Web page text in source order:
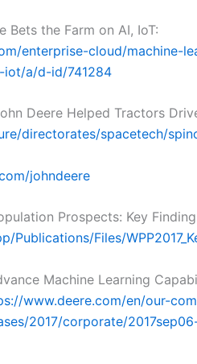
Bets the Farm on AI, IoT:
enterprise-cloud/machine-
a/d-id/741284
Deere Helped Tractors
directorates/spacetech/
johndeere
Prospects: Key
Publications/Files/
Machine Learning
www.deere.com/en/our-
2017/corporate/